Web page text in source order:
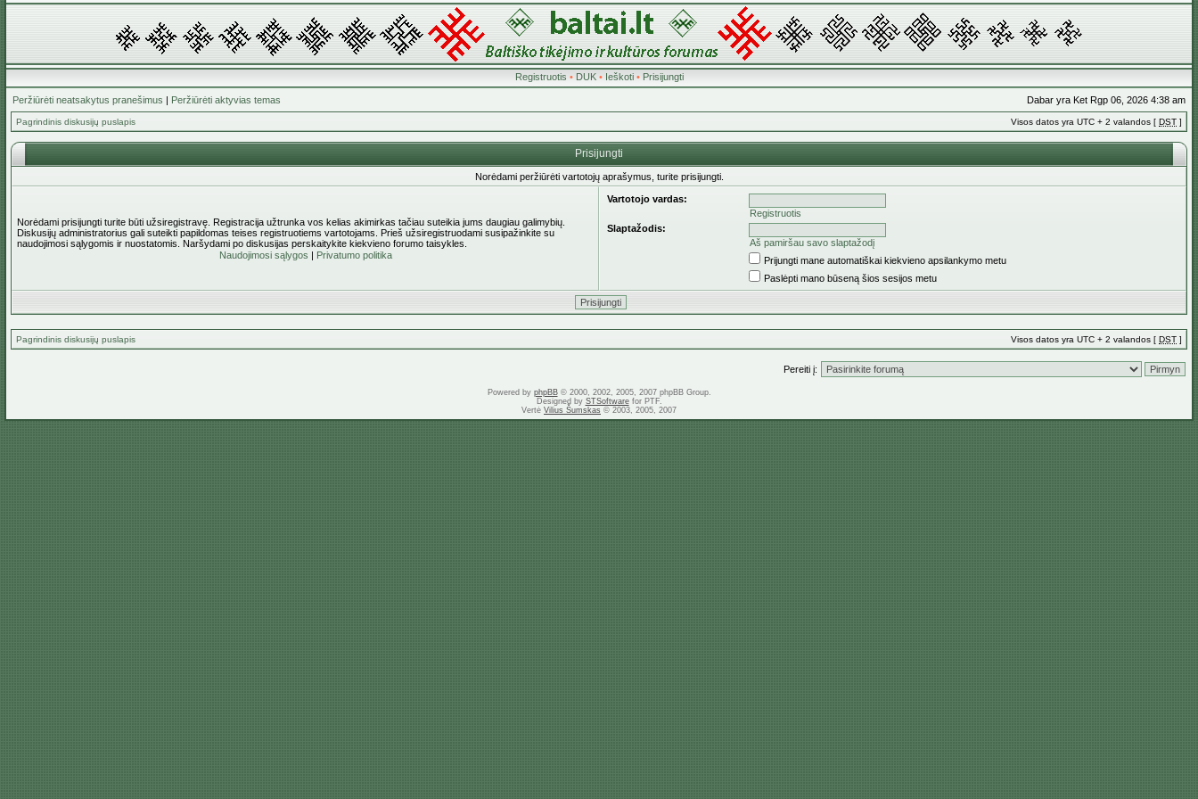
Registruotis • DUK• Ieškoti• Prisijungti
Peržiūrėti neatsakytus pranešimus | Peržiūrėti aktyvias temas Dabar yra Ket Rgp 06, 2026 4:38 am
Pagrindinis diskusijų puslapis Visos datos yra UTC + 2 valandos [ DST ]
Prisijungti
Norėdami peržiūrėti vartotojų aprašymus, turite prisijungti.
Norėdami prisijungti turite būti užsiregistravę. Registracija užtrunka vos kelias akimirkas tačiau suteikia jums daugiau galimybių.
Diskusijų administratorius gali suteikti papildomas teises registruotiems vartotojams. Prieš užsiregistruodami susipažinkite su
naudojimosi sąlygomis ir nuostatomis. Naršydami po diskusijas perskaitykite kiekvieno forumo taisykles.
Naudojimosi sąlygos | Privatumo politika
Vartotojo vardas:
Registruotis
Slaptažodis:
Aš pamiršau savo slaptažodį
Prijungti mane automatiškai kiekvieno apsilankymo metu
Paslėpti mano būseną šios sesijos metu
Pagrindinis diskusijų puslapis Visos datos yra UTC + 2 valandos [ DST ]
Pereiti į:
Powered by phpBB© 2000, 2002, 2005, 2007 phpBB Group.
Designed by STSoftwarefor PTF.
Vertė Vilius Šumskas © 2003, 2005, 2007